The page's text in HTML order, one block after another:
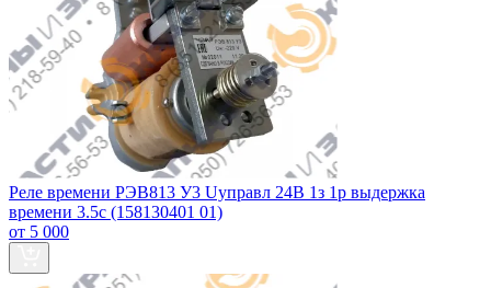
Реле времени РЭВ813 У3 Uуправл 24В 1з 1р выдержка
времени 3.5с (158130401 01)
от 5 000